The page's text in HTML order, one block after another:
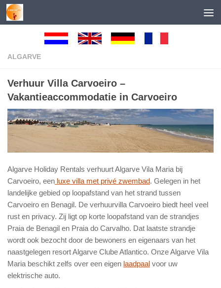
Skip to content
ALGARVE
Verhuur Villa Carvoeiro –
Vakantieaccommodatie in Carvoeiro
Algarve Holiday Rentals verhuurt Algarve Vila Maria bij
Carvoeiro, een luxe villa met privé zwembad. Gelegen in het
landelijke gebied op loopafstand van het strand tussen
Carvoeiro en Benagil. De verhuurvilla Carvoeiro biedt heel veel
rust en privacy. Zij ligt op korte loopafstand van de strandjes
Praia de Benagil en Praia do Carvalho. Dat laatste strandje
wordt ook bezocht door de bewoners en eigenaars van het
naastgelegen resort Algarve Clube Atlantico. Onze Algarve Vila
Maria beschikt zelfs over een eigen laadpaal voor uw
elektrische auto.